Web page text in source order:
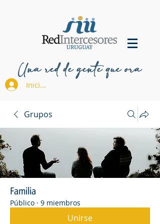
Una red de gente que ora
Iniciar sesión
Grupos
Familia
Público · 9 miembros
Unirse